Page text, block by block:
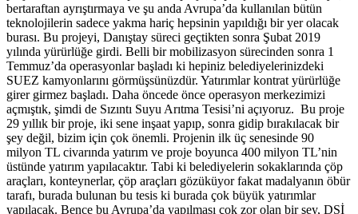
bertaraftan ayrıştırmaya ve şu anda Avrupa’da kullanılan bütün
teknolojilerin sadece yakma hariç hepsinin yapıldığı bir yer olacak
burası. Bu projeyi, Danıştay süreci geçtikten sonra Şubat 2019
yılında yürürlüğe girdi. Belli bir mobilizasyon sürecinden sonra 1
Temmuz’da operasyonlar başladı ki hepiniz belediyelerinizdeki
SUEZ kamyonlarını görmüşsünüzdür. Yatırımlar kontrat yürürlüğe
girer girmez başladı. Daha öncede önce operasyon merkezimizi
açmıştık, şimdi de Sızıntı Suyu Arıtma Tesisi’ni açıyoruz. Bu proje
29 yıllık bir proje, iki sene inşaat yapıp, sonra gidip bırakılacak bir
şey değil, bizim için çok önemli. Projenin ilk üç senesinde 90
milyon TL civarında yatırım ve proje boyunca 400 milyon TL’nin
üstünde yatırım yapılacaktır. Tabi ki belediyelerin sokaklarında çöp
araçları, konteynerlar, çöp araçları gözüküyor fakat madalyanın öbür
tarafı, burada bulunan bu tesis ki burada çok büyük yatırımlar
yapılacak. Bence bu Avrupa’da yapılması çok zor olan bir şey, DSİ